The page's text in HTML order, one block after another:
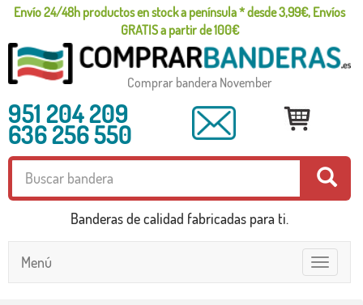
Envío 24/48h productos en stock a península * desde 3,99€, Envíos
GRATIS a partir de 100€
Comprar bandera November
951 204 209
636 256 550
Banderas de calidad fabricadas para ti.
Toggle
navigation
Menú